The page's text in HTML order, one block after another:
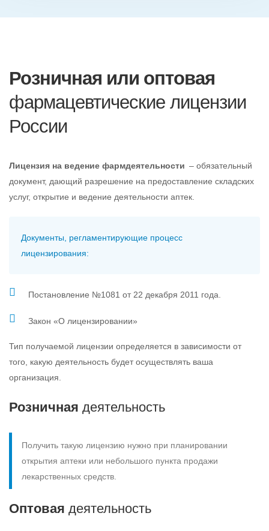
Розничная или оптовая
фармацевтические лицензии
России
Лицензия на ведение фармдеятельности – обязательный
документ, дающий разрешение на предоставление складских
услуг, открытие и ведение деятельности аптек.
Документы, регламентирующие процесс
лицензирования:
Постановление №1081 от 22 декабря 2011 года.
Закон «О лицензировании»
Тип получаемой лицензии определяется в зависимости от
того, какую деятельность будет осуществлять ваша
организация.
Розничная деятельность
Получить такую лицензию нужно при планировании
открытия аптеки или небольшого пункта продажи
лекарственных средств.
Оптовая деятельность